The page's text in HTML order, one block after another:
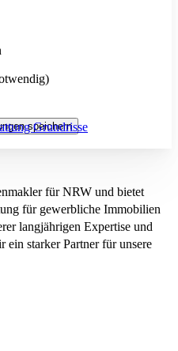
Grundrisse
speichern
für NRW und bietet
für gewerbliche Immobilien
langjährigen Expertise und
ein starker Partner für unsere